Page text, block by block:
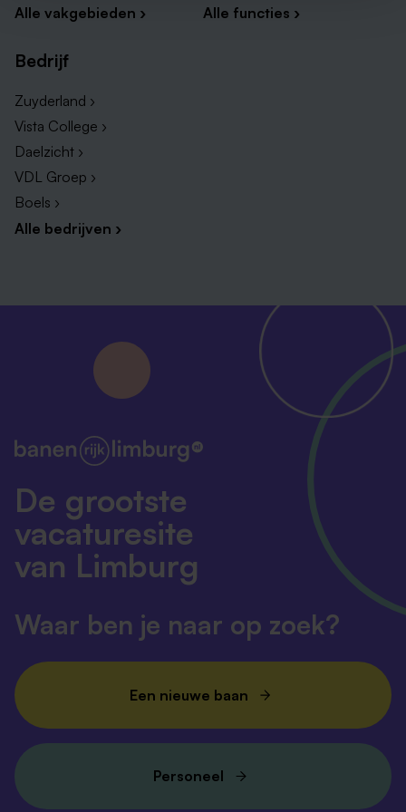
Alle vakgebieden ›
Alle functies ›
Bedrijf
Zuyderland ›
Vista College ›
Daelzicht ›
VDL Groep ›
Boels ›
Alle bedrijven ›
De grootste
vacaturesite
van Limburg
Waar ben je naar op zoek?
Een nieuwe baan
Personeel